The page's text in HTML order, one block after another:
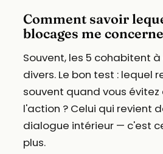
Comment savoir
blocages me
Souvent, les 5 cohabitent
divers. Le bon test : lequel
souvent quand vous
l'action ? Celui qui revient
dialogue intérieur — c'est
plus.